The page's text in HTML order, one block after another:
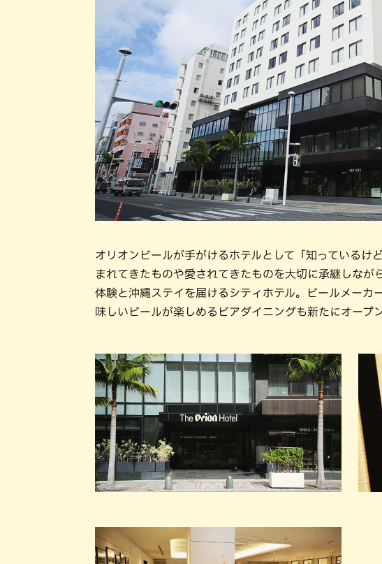
オリオンビールが手がけるホテルとして「知っているけ
まれてきたものや愛されてきたものを大切に承継しなが
体験と沖縄ステイを届けるシティホテル。ビールメーカ
味しいビールが楽しめるビアダイニングも新たにオープ